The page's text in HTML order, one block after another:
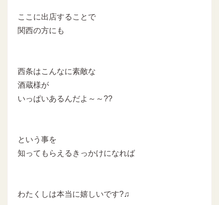
ここに出店することで
関西の方にも
西条はこんなに素敵な
酒蔵様が
いっぱいあるんだよ～～??
という事を
知ってもらえるきっかけになれば
わたくしは本当に嬉しいです?♫